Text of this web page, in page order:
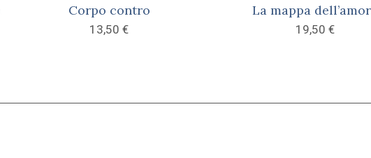
Corpo contro
13,50€
La mappa
19,50 €